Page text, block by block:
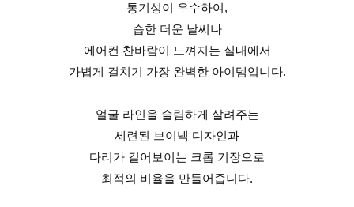
통기성이 우수하여,
습한 더운 날씨나
에어컨 찬바람이 느껴지는 실내에서
가볍게 걸치기 가장 완벽한 아이템입니다.
얼굴 라인을 슬림하게 살려주는
세련된 브이넥 디자인과
다리가 길어보이는 크롭 기장으로